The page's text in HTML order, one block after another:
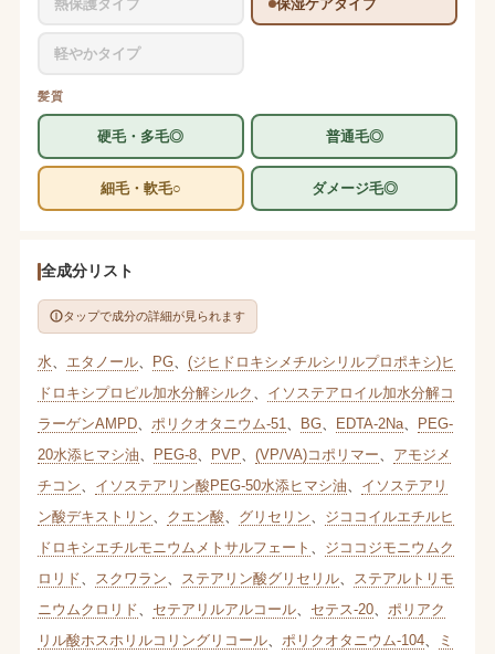
熱保護タイプ 保湿ケアタイプ
軽やかタイプ
髪質
硬毛・多毛◎ 普通毛◎
細毛・軟毛○ ダメージ毛◎
全成分リスト
タップで成分の詳細が見られます
水 エタノール、 PG、 (ジヒドロキシメチルシリルプロポキシ)ヒ
ドロキシプロピル加水分解シルク
イソステアロイル加水分解コ
ラーゲンAMPD、 ポリクオタニウム-51 BG、 EDTA-2Na、 PEG-
20水添ヒマシ油
PEG-8、 PVP (VP/VA)コポリマー
アモジメ
チコン
イソステアリン酸PEG-50水添ヒマシ油
イソステアリ
ン酸デキストリン
クエン酸 グリセリン
ジココイルエチルヒ
ドロキシエチルモニウムメトサルフェート
ジココジモニウムク
ロリド
スクワラン ステアリン酸グリセリル、
ステアルトリモ
ニウムクロリド
セテアリルアルコール、 セテス-20、 ポリアク
リル酸ホスホリルコリングリコール、 ポリクオタニウム-104、
ミ